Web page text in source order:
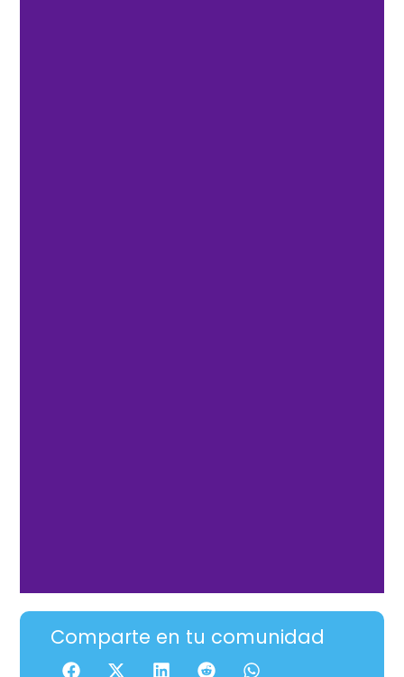
Comparte en tu comunidad